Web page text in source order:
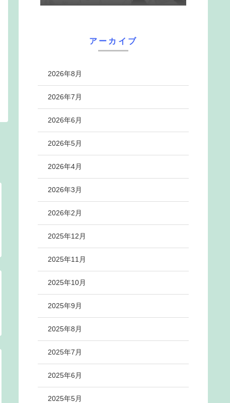
アーカイブ
2026年8月
2026年7月
2026年6月
2026年5月
2026年4月
2026年3月
2026年2月
2025年12月
2025年11月
2025年10月
2025年9月
2025年8月
2025年7月
2025年6月
2025年5月